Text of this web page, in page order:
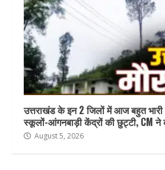
उत्तराखंड के इन 2 जिलों में आज बहुत भारी
स्कूलों-आंगनबाड़ी केंद्रों की छुट्टी, CM ने
August 5, 2026